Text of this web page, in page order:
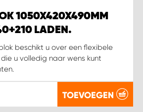
1050X420X490MM
LADEN.
beschikt u over een flexibele
u volledig naar wens kunt
TOEVOEGEN